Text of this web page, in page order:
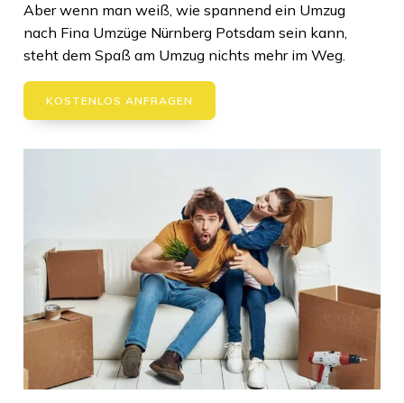
Aber wenn man weiß, wie spannend ein Umzug
nach Fina Umzüge Nürnberg Potsdam sein kann,
steht dem Spaß am Umzug nichts mehr im Weg.
KOSTENLOS ANFRAGEN